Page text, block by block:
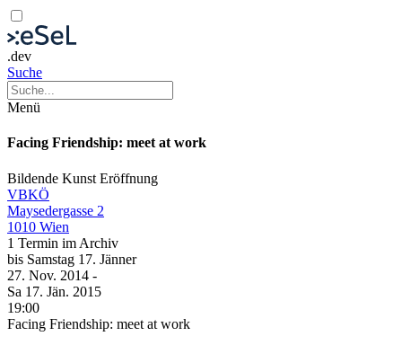
.dev
Suche
Menü
Facing Friendship: meet at work
Bildende Kunst Eröffnung
VBKÖ
Maysedergasse 2
1010 Wien
1 Termin im Archiv
bis Samstag 17. Jänner
27. Nov. 2014 -
Sa 17. Jän. 2015
19:00
Facing Friendship: meet at work